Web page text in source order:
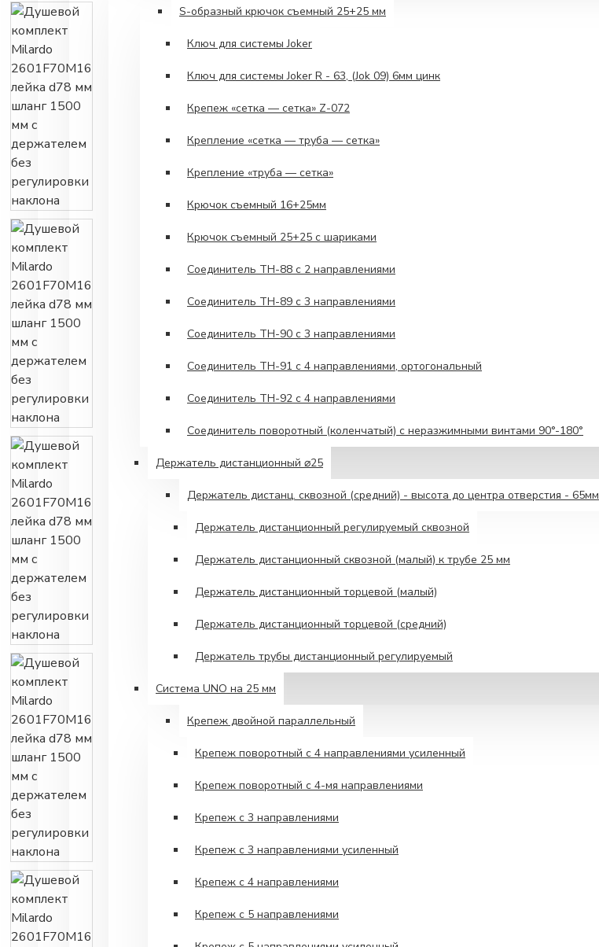
S-образный крючок съемный 25+25 мм
Ключ для системы Joker
Ключ для системы Joker R - 63, (Jok 09) 6мм цинк
Крепеж «сетка — сетка» Z-072
Крепление «сетка — труба — сетка»
Крепление «труба — сетка»
Крючок съемный 16+25мм
Крючок съемный 25+25 с шариками
Соединитель TH-88 с 2 направлениями
Соединитель TH-89 с 3 направлениями
Соединитель TH-90 с 3 направлениями
Соединитель TH-91 с 4 направлениями, ортогональный
Соединитель TH-92 с 4 направлениями
Соединитель поворотный (коленчатый) с неразжимными винтами 90°-180°
Держатель дистанционный ⌀25
Держатель дистанц. сквозной (средний) - высота до центра отверстия - 65мм
Держатель дистанционный регулируемый сквозной
Держатель дистанционный сквозной (малый) к трубе 25 мм
Держатель дистанционный торцевой (малый)
Держатель дистанционный торцевой (средний)
Держатель трубы дистанционный регулируемый
Система UNO на 25 мм
Крепеж двойной параллельный
Крепеж поворотный с 4 направлениями усиленный
Крепеж поворотный с 4-мя направлениями
Крепеж с 3 направлениями
Крепеж с 3 направлениями усиленный
Крепеж с 4 направлениями
Крепеж с 5 направлениями